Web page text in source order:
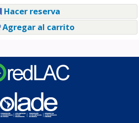
Hacer reserva
Agregar al carrito